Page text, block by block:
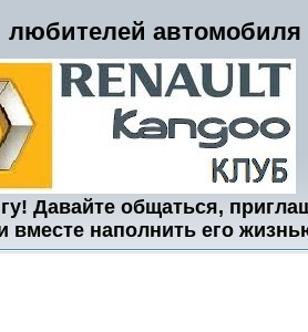
автомобиля
Давайте общаться,
вместе наполнить его